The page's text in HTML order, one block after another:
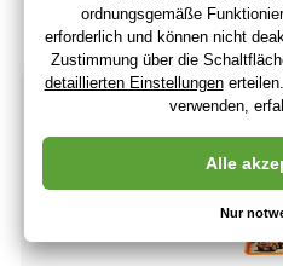
Letzte 2 Stücke(Bei Ihnen 11.08.)